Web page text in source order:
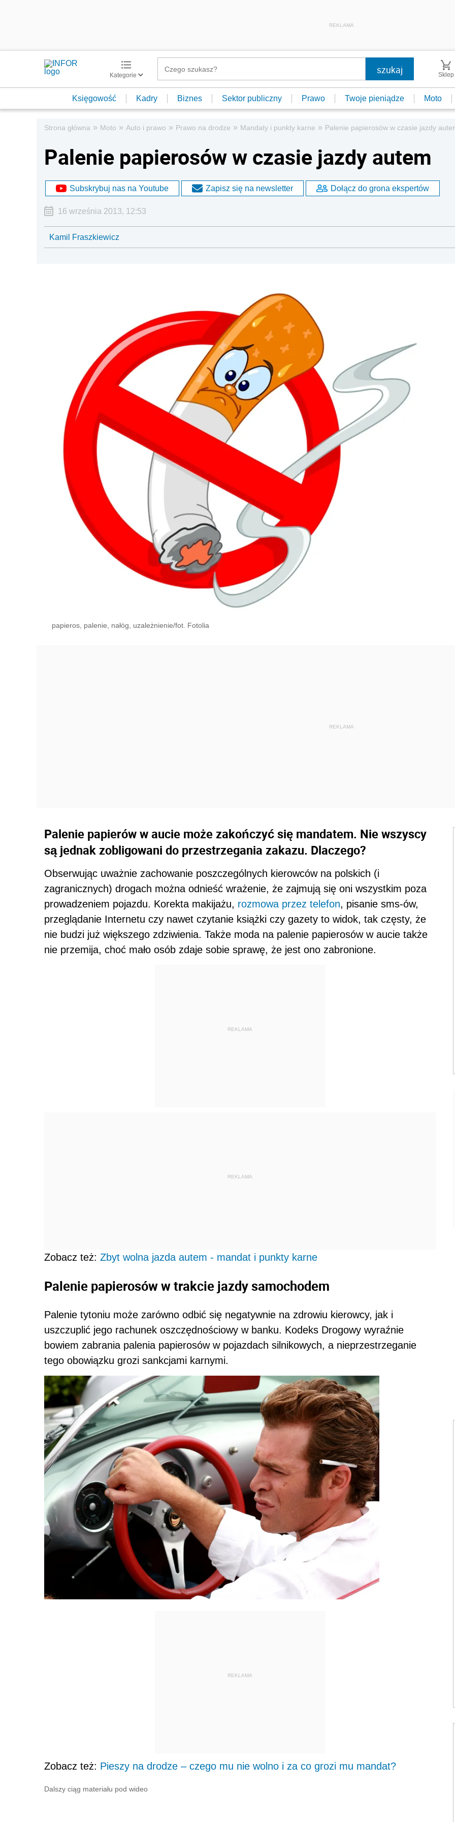
REKLAMA
Kategorie Sklep
Księgowość Kadry Biznes Sektor publiczny Prawo Twoje pieniądze Moto
Strona główna » Moto » Auto i prawo » Prawo na drodze » Mandaty i punkty karne » Palenie papierosów w czasie jazdy
Palenie papierosów w czasie jazdy autem
Subskrybuj nas na Youtube Zapisz się na newsletter Dołącz do grona ekspertów
16 września 2013, 12:53
Kamil Fraszkiewicz
papieros, palenie, nałóg, uzależnienie/fot. Fotolia
Palenie papierów w aucie może zakończyć się mandatem. Nie wszyscy
są jednak zobligowani do przestrzegania zakazu. Dlaczego?
Obserwując uważnie zachowanie poszczególnych kierowców na polskich (i
zagranicznych) drogach można odnieść wrażenie, że zajmują się oni wszystkim poza
prowadzeniem pojazdu. Korekta makijażu, rozmowa przez telefon, pisanie sms-ów,
przeglądanie Internetu czy nawet czytanie książki czy gazety to widok, tak częsty, że
nie budzi już większego zdziwienia. Także moda na palenie papierosów w aucie także
nie przemija, choć mało osób zdaje sobie sprawę, że jest ono zabronione.
REKLAMA
REKLAMA
Zobacz też: Zbyt wolna jazda autem - mandat i punkty karne
Palenie papierosów w trakcie jazdy samochodem
Palenie tytoniu może zarówno odbić się negatywnie na zdrowiu kierowcy, jak i
uszczuplić jego rachunek oszczędnościowy w banku. Kodeks Drogowy wyraźnie
bowiem zabrania palenia papierosów w pojazdach silnikowych, a nieprzestrzeganie
tego obowiązku grozi sankcjami karnymi.
REKLAMA
Zobacz też: Pieszy na drodze – czego mu nie wolno i za co grozi mu mandat?
Dalszy ciąg materiału pod wideo